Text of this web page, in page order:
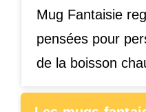
Mug Fantaisie
pensées pour
de la boisson